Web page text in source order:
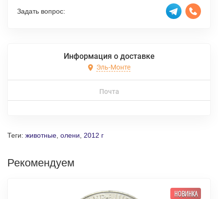
Задать вопрос:
Информация о доставке
Эль-Монте
Почта
Теги: животные олени 2012 г
Рекомендуем
НОВИНКА